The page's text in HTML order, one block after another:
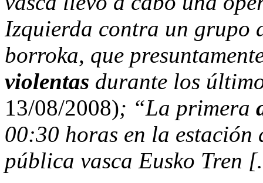
Izquierda contra un grupo
borroka, que
violentas durante los
13/08/2008); “La primera
00:30 horas en la
pública vasca Eusko